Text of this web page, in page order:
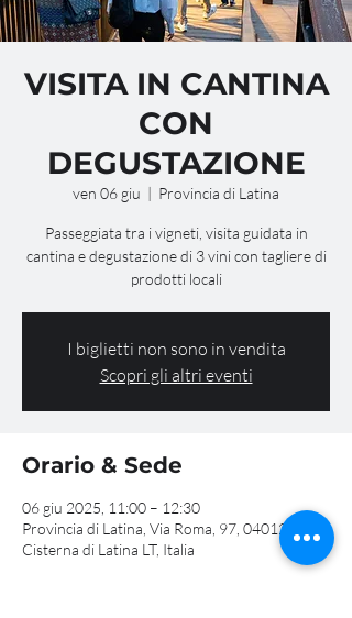
VISITA IN CANTINA
CON
DEGUSTAZIONE
ven 06 giu
  |
Provincia di Latina
Passeggiata tra i vigneti, visita guidata in
cantina e degustazione di 3 vini con tagliere di
prodotti locali
I biglietti non sono in vendita
Scopri gli altri eventi
Orario & Sede
06 giu 2025, 11:00 – 12:30
Provincia di Latina, Via Roma, 97, 04012
Cisterna di Latina LT, Italia